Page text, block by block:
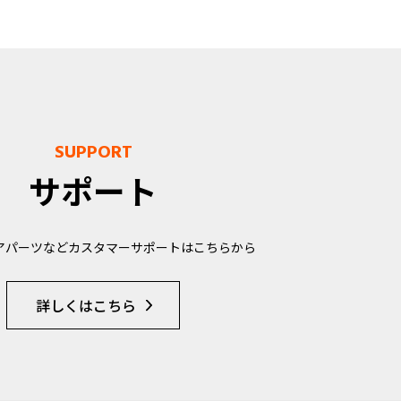
SUPPORT
サポート
パーツなどカスタマーサポートはこちらから
詳しくはこちら